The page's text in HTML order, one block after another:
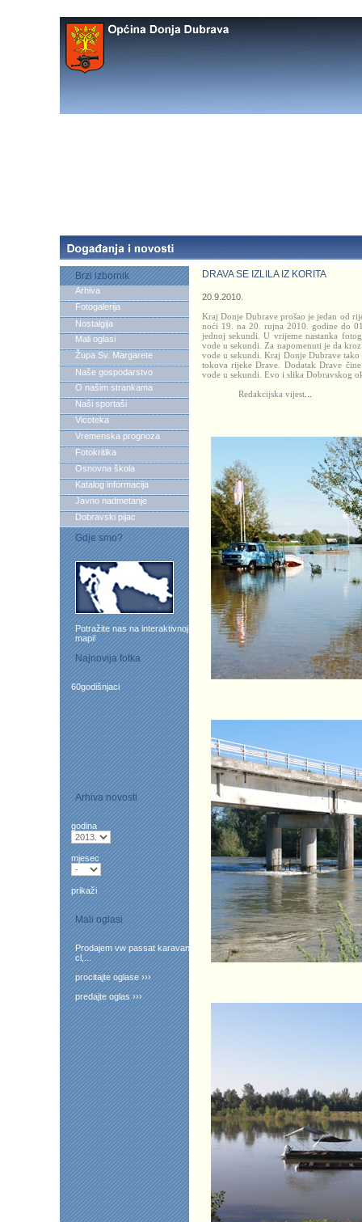
Brzi izbornik
Arhiva
Fotogalerija
Nostalgija
Mali oglasi
Župa Sv. Margarete
Naše gospodarstvo
O našim strankama
Naši sportaši
Vicoteka
Vremenska prognoza
Fotokritika
Osnovna škola
Katalog informacija
Javno nadmetanje
Dobravski pijac
Gdje smo?
Potražite nas na interaktivnoj
mapi!
Najnovija fotka
60godišnjaci
Arhiva novosti
godina
mjesec
prikaži
Mali oglasi
Prodajem vw passat karavan
cl,...
procitajte oglase ›››
predajte oglas ›››
DRAVA SE IZLILA IZ KORITA
20.9.2010.
Kraj Donje Dubrave prošao je jedan od
noći 19. na 20. rujna 2010. godine do
jednoj sekundi. U vrijeme nastanka
vode u sekundi. Za napomenuti je da
vode u sekundi. Kraj Donje Dubrave
tokova rijeke Drave. Dodatak Drave
vode u sekundi. Evo i slika Dobravskog
Redakcijska vijest...